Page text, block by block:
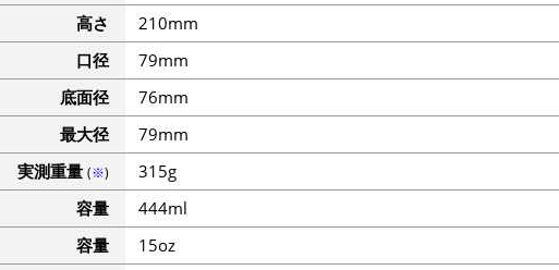
高さ
210mm
口径
79mm
底面径
76mm
最大径
79mm
実測重量 (※)
315g
容量
444ml
容量
15oz